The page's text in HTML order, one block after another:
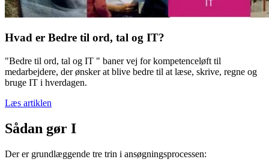
Hvad er Bedre til ord, tal og IT?
"Bedre til ord, tal og IT " baner vej for kompetenceløft til
medarbejdere, der ønsker at blive bedre til at læse, skrive, regne og
bruge IT i hverdagen.
Læs artiklen
Sådan gør I
Der er grundlæggende tre trin i ansøgningsprocessen: